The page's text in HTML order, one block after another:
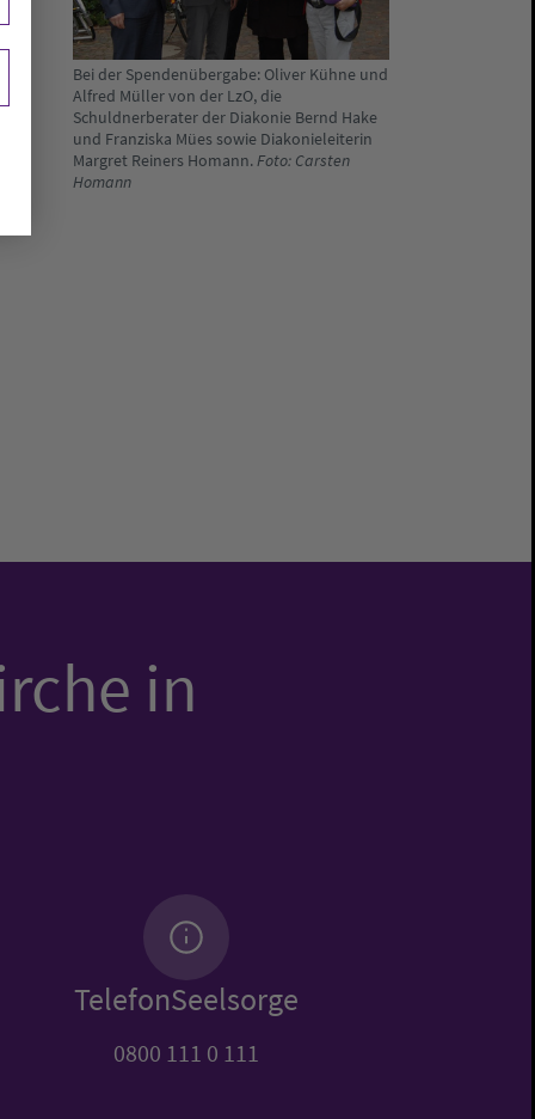
Bei der Spendenübergabe: Oliver Kühne und
Alfred Müller von der LzO, die
Schuldnerberater der Diakonie Bernd Hake
und Franziska Mües sowie Diakonieleiterin
Margret Reiners Homann.Foto: Carsten
Homann
in
TelefonSeelsorge
0800 111 0 111